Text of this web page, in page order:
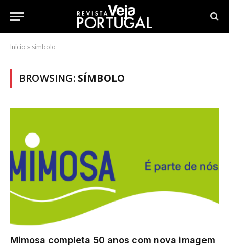
Início » símbolo
BROWSING: SÍMBOLO
Mimosa completa 50 anos com nova imagem